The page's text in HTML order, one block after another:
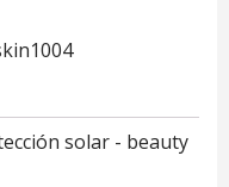
solar - beauty